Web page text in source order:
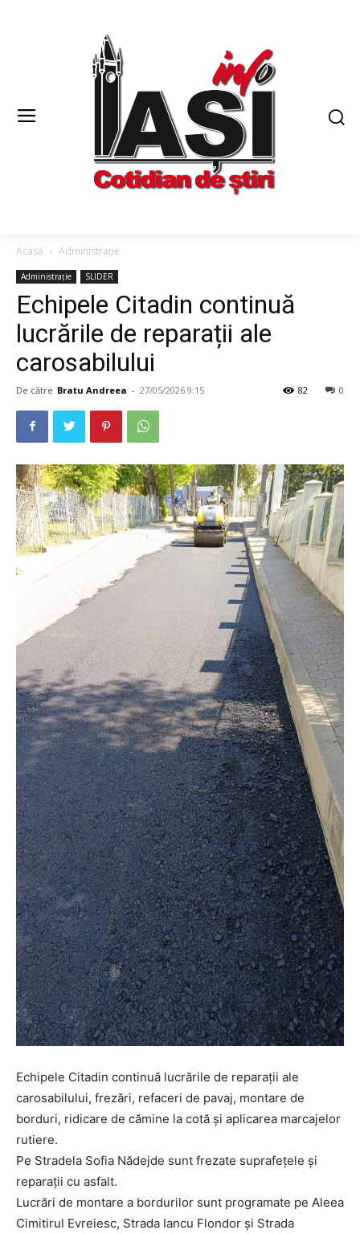
Acasă Administrație
Administrație SLIDER
Echipele Citadin continuă
lucrările de reparații ale
carosabilului
De către Bratu Andreea - 27/05/2026 9:15 0
82
Echipele Citadin continuă lucrările de reparații ale
carosabilului, frezări, refaceri de pavaj, montare de
borduri, ridicare de cămine la cotă și aplicarea marcajelor
rutiere.
Pe Stradela Sofia Nădejde sunt frezate suprafețele și
reparații cu asfalt.
Lucrări de montare a bordurilor sunt programate pe Aleea
Cimitirul Evreiesc, Strada Iancu Flondor și Strada